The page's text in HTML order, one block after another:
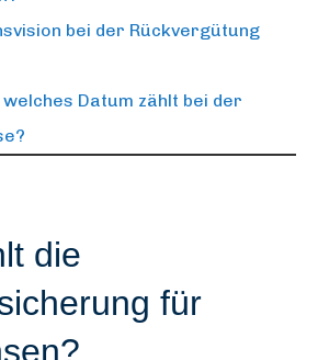
bei der Rückvergütung
Datum zählt bei der
die
für